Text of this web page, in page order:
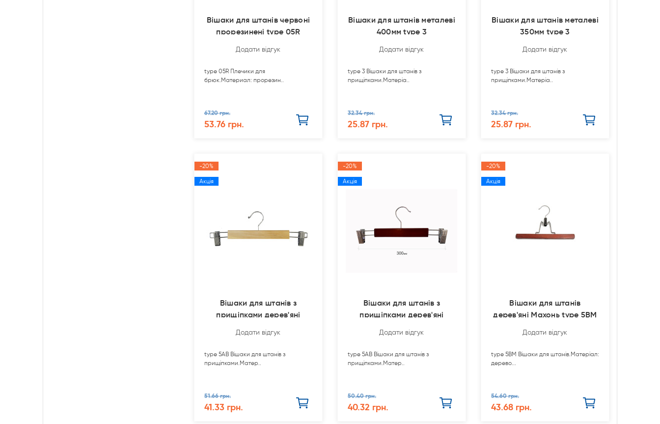
Вішаки для штанів червоні
прорезинені type 05R
Додати відгук
type 05R Плечики для
брюк.Материал: прорезин..
67.20 грн.
53.76 грн.
Вішаки для штанів металеві
400мм type 3
Додати відгук
type 3 Вішаки для штанів з
прищіпками.Матеріа..
32.34 грн.
25.87 грн.
Вішаки для штанів металеві
350мм type 3
Додати відгук
type 3 Вішаки для штанів з
прищіпками.Матеріа..
32.34 грн.
25.87 грн.
-20%
Акція
Вішаки для штанів з
прищіпками дерев'яні
Додати відгук
type 5АВ Вішаки для штанів з
прищіпками.Матер..
51.66 грн.
41.33 грн.
-20%
Акція
Вішаки для штанів з
прищіпками дерев'яні
Додати відгук
type 5АВ Вішаки для штанів з
прищіпками.Матер..
50.40 грн.
40.32 грн.
-20%
Акція
Вішаки для штанів
дерев'яні Махонь type 5BM
Додати відгук
type 5BM Вішаки для штанів.Матеріал:
дерево...
54.60 грн.
43.68 грн.